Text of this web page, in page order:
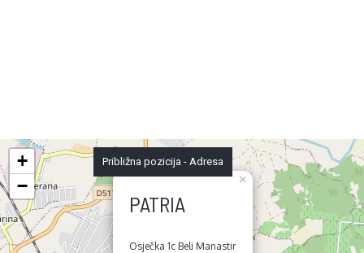
PATRIA
Osječka 1c Beli Manastir
×
+
−
Približna pozicija - Adresa